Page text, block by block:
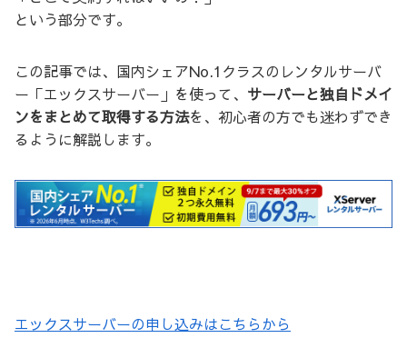
という部分です。
この記事では、国内シェアNo.1クラスのレンタルサーバ
ー「エックスサーバー」を使って、 サーバーと独自ドメイ
ンをまとめて取得する方法を、初心者の方でも迷わずでき
るように解説します。
エックスサーバーの申し込みはこちらから